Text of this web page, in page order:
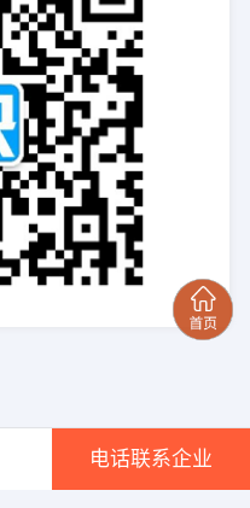
电话联系企业